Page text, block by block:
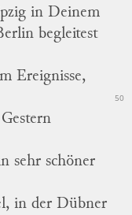
in Deinem
begleitest
Ereignisse,
50
sehr schöner
in der Dübner